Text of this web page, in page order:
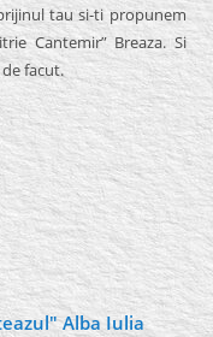
tau si-ti propunem
Cantemir” Breaza. Si
facut.
Alba Iulia